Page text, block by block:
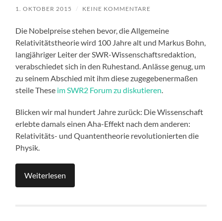
1. OKTOBER 2015 / KEINE KOMMENTARE
Die Nobelpreise stehen bevor, die Allgemeine
Relativitätstheorie wird 100 Jahre alt und Markus Bohn,
langjähriger Leiter der SWR-Wissenschaftsredaktion,
verabschiedet sich in den Ruhestand. Anlässe genug, um
zu seinem Abschied mit ihm diese zugegebenermaßen
steile These im SWR2 Forum zu diskutieren.
Blicken wir mal hundert Jahre zurück: Die Wissenschaft
erlebte damals einen Aha-Effekt nach dem anderen:
Relativitäts- und Quantentheorie revolutionierten die
Physik.
Weiterlesen